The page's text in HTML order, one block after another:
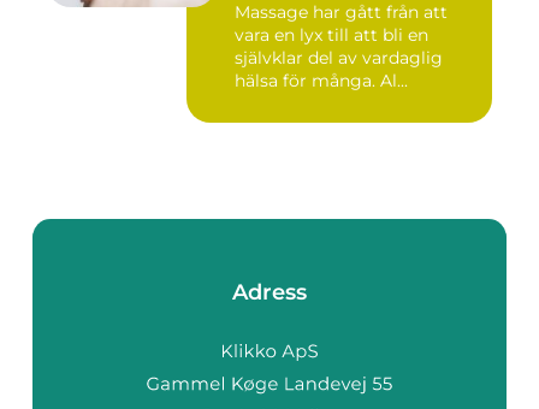
Massage har gått från att
vara en lyx till att bli en
självklar del av vardaglig
hälsa för många. Al...
Adress